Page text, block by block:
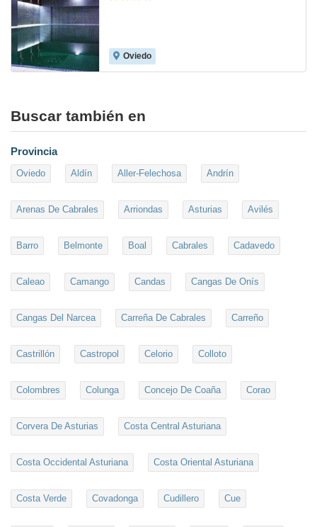
Oviedo
Buscar también en
Provincia
Oviedo Aldín Aller-Felechosa Andrín
Arenas De Cabrales Arriondas Asturias Avilés
Barro Belmonte Boal Cabrales Cadavedo
Caleao Camango Candas Cangas De Onís
Cangas Del Narcea Carreña De Cabrales Carreño
Castrillón Castropol Celorio Colloto
Colombres Colunga Concejo De Coaña Corao
Corvera De Asturias Costa Central Asturiana
Costa Occidental Asturiana Costa Oriental Asturiana
Costa Verde Covadonga Cudillero Cue